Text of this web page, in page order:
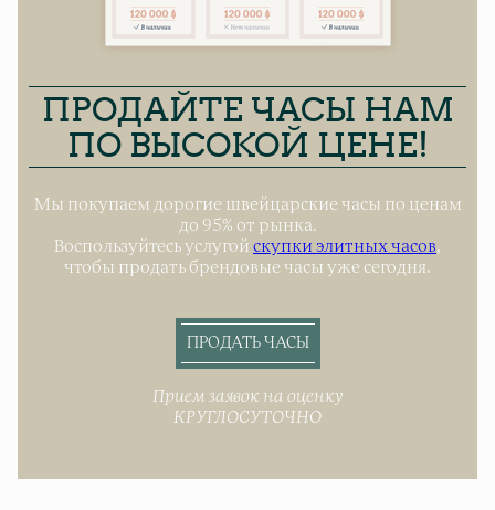
ПРОДАЙТЕ ЧАСЫ НАМ
ПО ВЫСОКОЙ ЦЕНЕ!
Мы покупаем дорогие швейцарские часы по ценам
до 95% от рынка.
Воспользуйтесь услугой скупки элитных часов,
чтобы продать брендовые часы уже сегодня.
ПРОДАТЬ ЧАСЫ
Прием заявок на оценку
КРУГЛОСУТОЧНО